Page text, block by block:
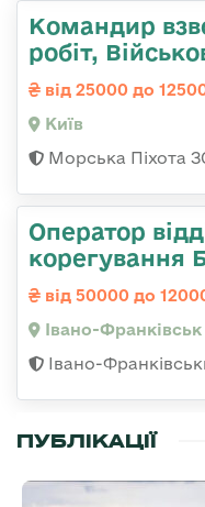
Командир
робіт,
від 25000 до
Київ
Морська Піхота
Оператор
корегування
від 50000 до
Івано-Франківськ
Івано-
ПУБЛІКАЦІЇ